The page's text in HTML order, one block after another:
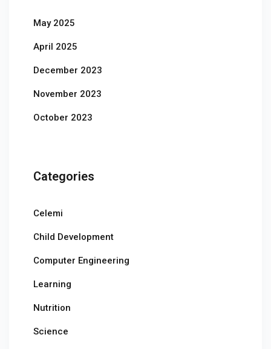
May 2025
April 2025
December 2023
November 2023
October 2023
Categories
Celemi
Child Development
Computer Engineering
Learning
Nutrition
Science